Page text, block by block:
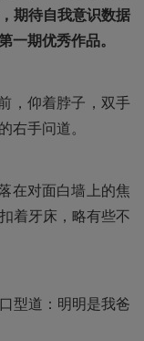
期待自我意识数据
一期优秀作品。
，仰着脖子，双手
右手问道。
在对面白墙上的焦
着牙床，略有些不
型道：明明是我爸